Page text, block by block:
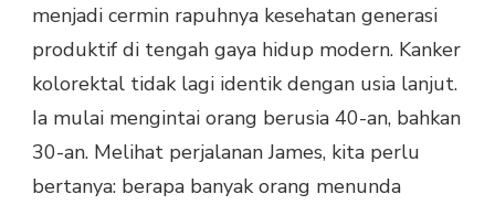
menjadi cermin rapuhnya kesehatan generasi
produktif di tengah gaya hidup modern. Kanker
kolorektal tidak lagi identik dengan usia lanjut.
Ia mulai mengintai orang berusia 40-an, bahkan
30-an. Melihat perjalanan James, kita perlu
bertanya: berapa banyak orang menunda